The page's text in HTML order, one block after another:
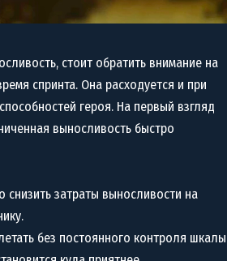
стоит обратить внимание на
спринта. Она расходуется и при
героя. На первый взгляд
выносливость быстро
затраты выносливости на
без постоянного контроля шкалы